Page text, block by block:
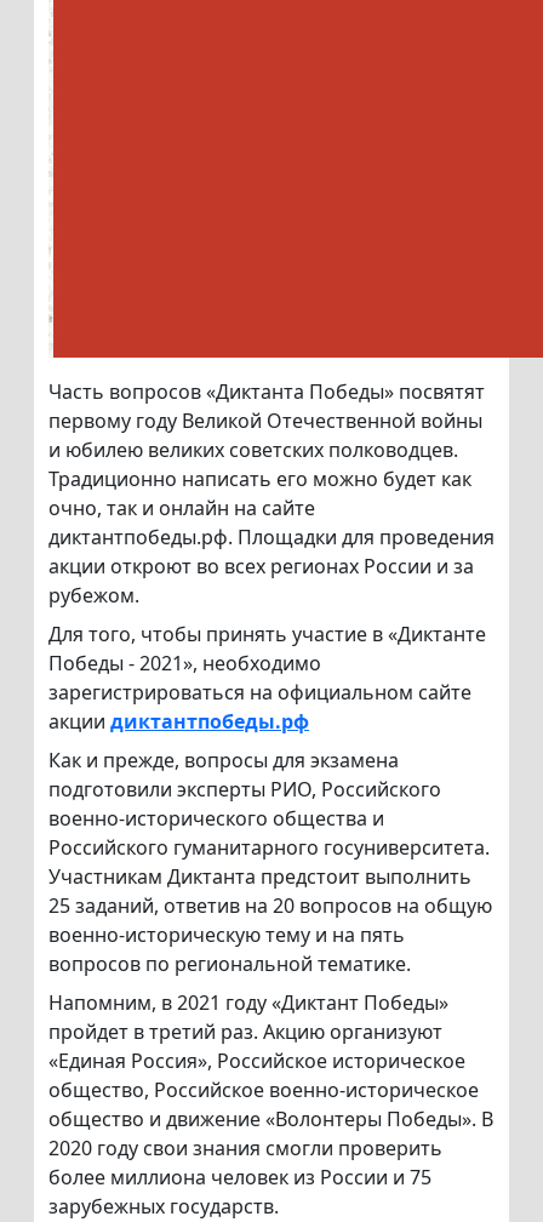
Часть вопросов «Диктанта Победы» посвятят
первому году Великой Отечественной войны
и юбилею великих советских полководцев.
Традиционно написать его можно будет как
очно, так и онлайн на сайте
диктантпобеды.рф. Площадки для проведения
акции откроют во всех регионах России и за
рубежом.
Для того, чтобы принять участие в «Диктанте
Победы - 2021», необходимо
зарегистрироваться на официальном сайте
акции диктантпобеды.рф
Как и прежде, вопросы для экзамена
подготовили эксперты РИО, Российского
военно-исторического общества и
Российского гуманитарного госуниверситета.
Участникам Диктанта предстоит выполнить
25 заданий, ответив на 20 вопросов на общую
военно-историческую тему и на пять
вопросов по региональной тематике.
Напомним, в 2021 году «Диктант Победы»
пройдет в третий раз. Акцию организуют
«Единая Россия», Российское историческое
общество, Российское военно-историческое
общество и движение «Волонтеры Победы». В
2020 году свои знания смогли проверить
более миллиона человек из России и 75
зарубежных государств.